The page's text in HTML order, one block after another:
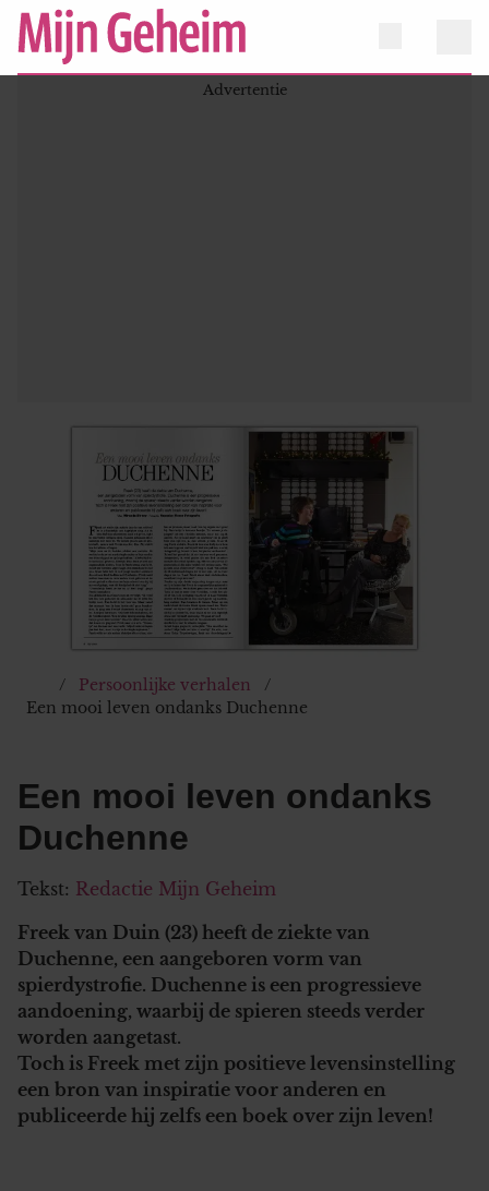
Persoonlijke verhalen
Een mooi leven ondanks Duchenne
Een mooi leven ondanks
Duchenne
Tekst: Redactie Mijn Geheim
Freek van Duin (23) heeft de ziekte van
Duchenne, een aangeboren vorm van
spierdystrofie. Duchenne is een progressieve
aandoening, waarbij de spieren steeds verder
worden aangetast.
Toch is Freek met zijn positieve levensinstelling
een bron van inspiratie voor anderen en
publiceerde hij zelfs een boek over zijn leven!